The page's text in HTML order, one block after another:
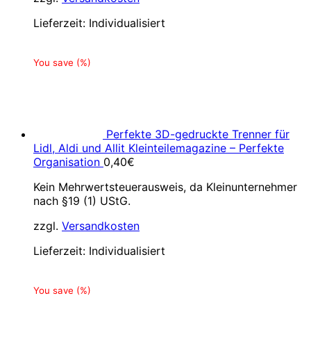
Lieferzeit: Individualisiert
You save (%)
Perfekte 3D-gedruckte Trenner für
Lidl, Aldi und Allit Kleinteilemagazine – Perfekte
Organisation 0,40€
Kein Mehrwertsteuerausweis, da Kleinunternehmer
nach §19 (1) UStG.
zzgl. Versandkosten
Lieferzeit: Individualisiert
You save (%)